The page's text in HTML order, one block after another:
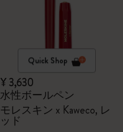
Quick Shop
¥ 3,630
水性ボールペン
モレスキン x Kaweco, レ
ッド